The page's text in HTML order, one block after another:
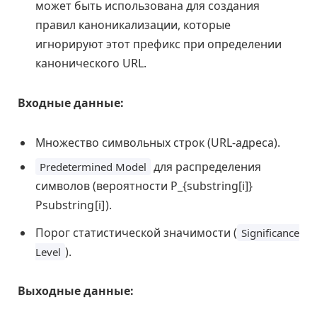
может быть использована для создания
правил каноникализации, которые
игнорируют этот префикс при определении
канонического URL.
Входные данные:
Множество символьных строк (URL-адреса).
Predetermined Model для распределения
символов (вероятности P_{substring[i]}
Psubstring[i]).
Порог статистической значимости ( Significance
Level ).
Выходные данные: